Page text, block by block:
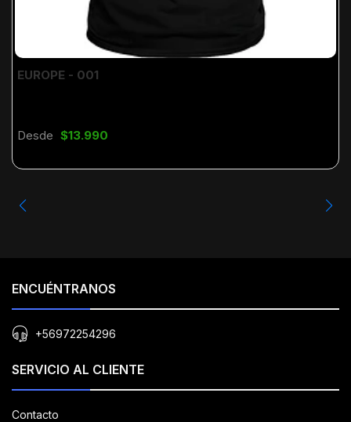
EUROPE - 001
Desde $13.990
ENCUÉNTRANOS
+56972254296
SERVICIO AL CLIENTE
Contacto